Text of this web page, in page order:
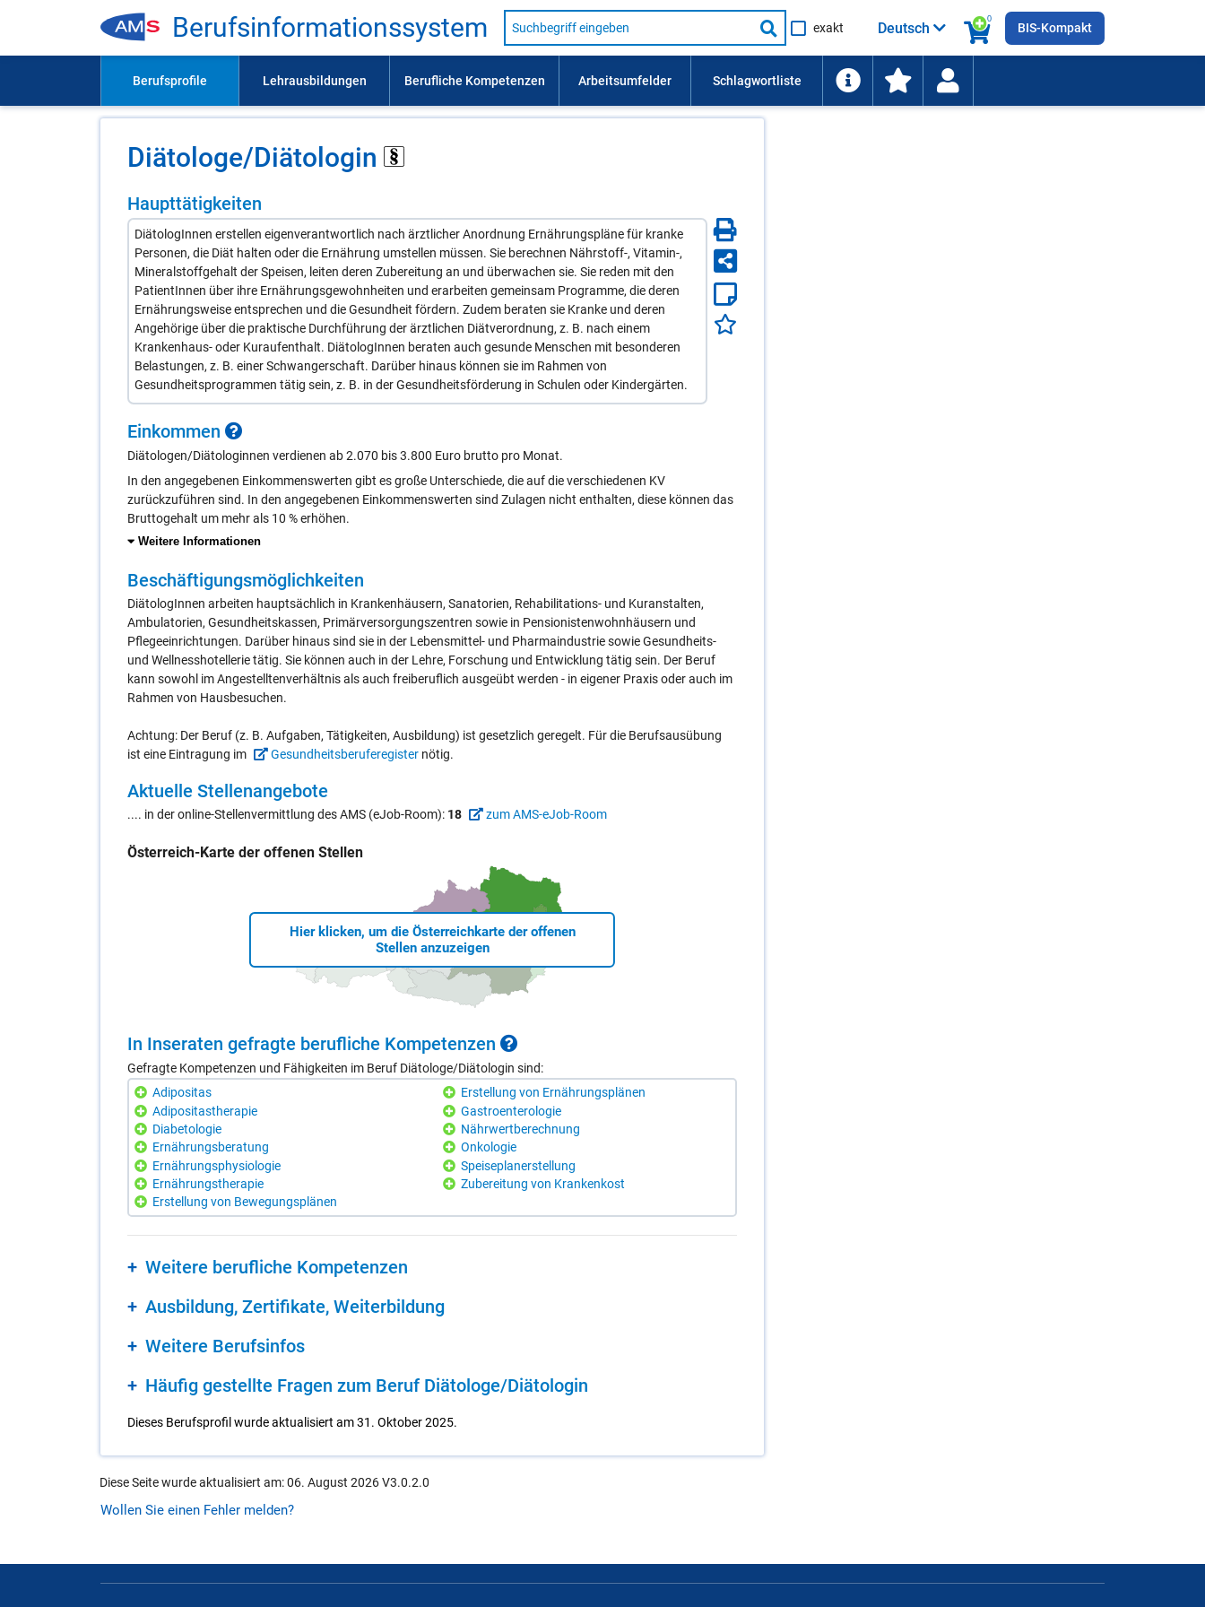
Be­rufs­in­for­ma­ti­ons­sys­tem
Suche
nach
Lehrausbildung,
usw.
Suche
starten
exakt
0
Deutsch BIS-Kompakt
Diä­to­lo­ge/​Diä­to­lo­gin
Haupttätigkeiten
DiätologInnen erstellen eigenverantwortlich nach ärztlicher Anordnung Ernährungspläne für kranke
Personen, die Diät halten oder die Ernährung umstellen müssen. Sie berechnen Nährstoff-, Vitamin-,
Mineralstoffgehalt der Speisen, leiten deren Zubereitung an und überwachen sie. Sie reden mit den
PatientInnen über ihre Ernährungsgewohnheiten und erarbeiten gemeinsam Programme, die deren
Ernährungsweise entsprechen und die Gesundheit fördern. Zudem beraten sie Kranke und deren
Angehörige über die praktische Durchführung der ärztlichen Diätverordnung, z. B. nach einem
Krankenhaus- oder Kuraufenthalt. DiätologInnen beraten auch gesunde Menschen mit besonderen
Belastungen, z. B. einer Schwangerschaft. Darüber hinaus können sie im Rahmen von
Gesundheitsprogrammen tätig sein, z. B. in der Gesundheitsförderung in Schulen oder Kindergärten.
Ein­kom­men
Diätologen/Diätologinnen verdienen ab 2.070 bis 3.800 Euro brutto pro Monat.
In den angegebenen Einkommenswerten gibt es große Unterschiede, die auf die verschiedenen KV
zurückzuführen sind. In den angegebenen Einkommenswerten sind Zulagen nicht enthalten, diese können das
Bruttogehalt um mehr als 10 % erhöhen.
Weitere Informationen
Be­schäf­ti­gungs­mög­lich­kei­ten
DiätologInnen arbeiten hauptsächlich in Krankenhäusern, Sanatorien, Rehabilitations- und Kuranstalten,
Ambulatorien, Gesundheitskassen, Primärversorgungszentren sowie in Pensionistenwohnhäusern und
Pflegeeinrichtungen. Darüber hinaus sind sie in der Lebensmittel- und Pharmaindustrie sowie Gesundheits-
und Wellnesshotellerie tätig. Sie können auch in der Lehre, Forschung und Entwicklung tätig sein. Der Beruf
kann sowohl im Angestelltenverhältnis als auch freiberuflich ausgeübt werden - in eigener Praxis oder auch im
Rahmen von Hausbesuchen.
Achtung: Der Beruf (z. B. Aufgaben, Tätigkeiten, Ausbildung) ist gesetzlich geregelt. Für die Berufsausübung
ist eine Eintragung im
Gesundheitsberuferegister nötig.
Ak­tu­el­le Stel­len­an­ge­bo­te
.... in der online-Stellenvermittlung des AMS (eJob-Room): 18 zum AMS-eJob-Room
Öster­reich-Kar­te der of­fe­nen Stel­len
Hier klicken, um die Österreichkarte der offenen
Stellen anzuzeigen
In In­se­ra­ten ge­frag­te be­ruf­li­che Kom­pe­ten­zen
Gefragte Kompetenzen und Fähigkeiten im Beruf Diätologe/Diätologin sind:
Adipositas
Adipositastherapie
Diabetologie
Ernährungsberatung
Ernährungsphysiologie
Ernährungstherapie
Erstellung von Bewegungsplänen
Erstellung von Ernährungsplänen
Gastroenterologie
Nährwertberechnung
Onkologie
Speiseplanerstellung
Zubereitung von Krankenkost
Wei­te­re be­ruf­li­che Kom­pe­ten­zen
Aus­bil­dung, Zer­ti­fi­ka­te, Wei­ter­bil­dung
Wei­te­re Be­rufs­in­fos
Häu­fig ge­stell­te Fra­gen zum Be­ruf Diä­to­lo­ge/​Diä­to­lo­gin
Dieses Berufsprofil wurde aktualisiert am 31. Oktober 2025.
Diese Seite wurde aktualisiert am: 06. August 2026 V3.0.2.0
Wollen Sie einen Fehler melden?